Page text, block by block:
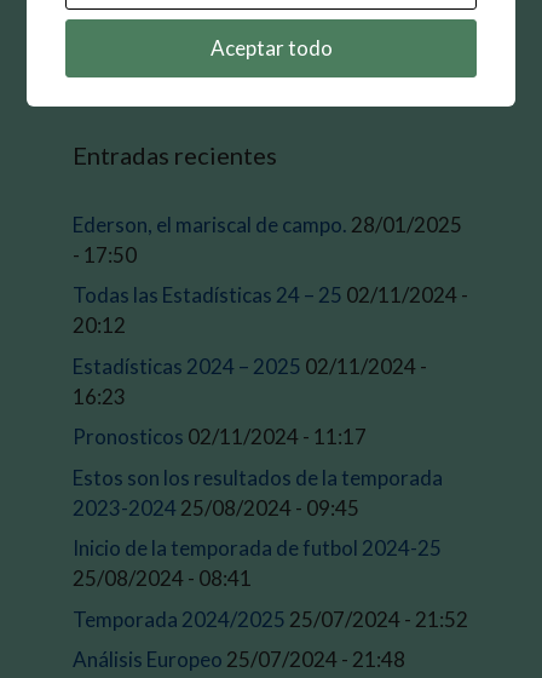
Entradas recientes
Ederson, el mariscal de campo. 28/01/2025
- 17:50
Todas las Estadísticas 24 – 25 02/11/2024 -
20:12
Estadísticas 2024 – 2025 02/11/2024 -
16:23
Pronosticos 02/11/2024 - 11:17
Estos son los resultados de la temporada
2023-2024 25/08/2024 - 09:45
Inicio de la temporada de futbol 2024-25
25/08/2024 - 08:41
Temporada 2024/2025 25/07/2024 - 21:52
Análisis Europeo 25/07/2024 - 21:48
Aceptar todo